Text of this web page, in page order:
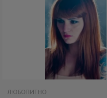
ЛЮБОПИТНО